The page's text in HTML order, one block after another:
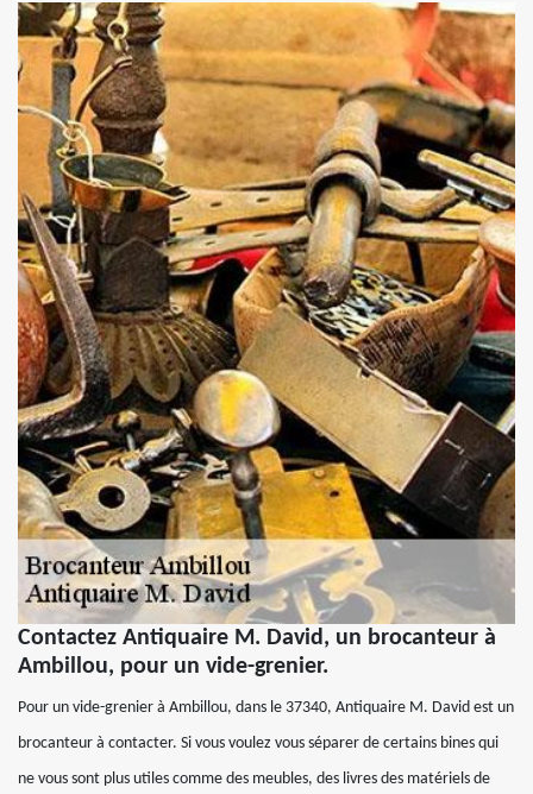
Contactez Antiquaire M. David, un brocanteur à
Ambillou, pour un vide-grenier.
Pour un vide-grenier à Ambillou, dans le 37340, Antiquaire M. David est un
brocanteur à contacter. Si vous voulez vous séparer de certains bines qui
ne vous sont plus utiles comme des meubles, des livres des matériels de